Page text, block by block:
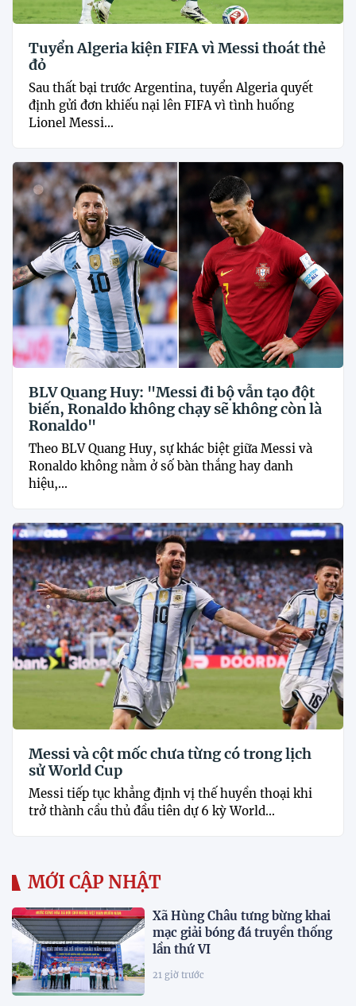
Tuyển Algeria kiện FIFA vì Messi thoát thẻ
đỏ
Sau thất bại trước Argentina, tuyển Algeria quyết
định gửi đơn khiếu nại lên FIFA vì tình huống
Lionel Messi...
BLV Quang Huy: "Messi đi bộ vẫn tạo đột
biến, Ronaldo không chạy sẽ không còn là
Ronaldo"
Theo BLV Quang Huy, sự khác biệt giữa Messi và
Ronaldo không nằm ở số bàn thắng hay danh
hiệu,...
Messi và cột mốc chưa từng có trong lịch
sử World Cup
Messi tiếp tục khẳng định vị thế huyền thoại khi
trở thành cầu thủ đầu tiên dự 6 kỳ World...
MỚI CẬP NHẬT
Xã Hùng Châu tưng bừng khai
mạc giải bóng đá truyền thống
lần thứ VI
21 giờ trước